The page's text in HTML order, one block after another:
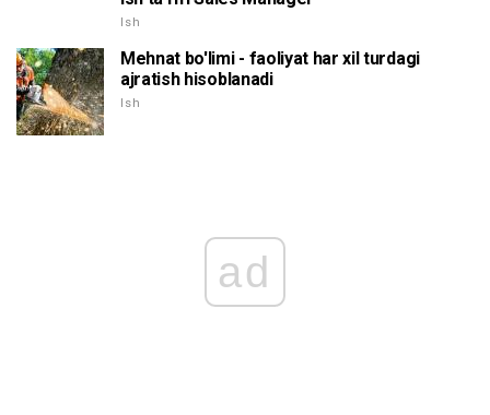
Ish
Mehnat bo'limi - faoliyat har xil turdagi
ajratish hisoblanadi
Ish
ad